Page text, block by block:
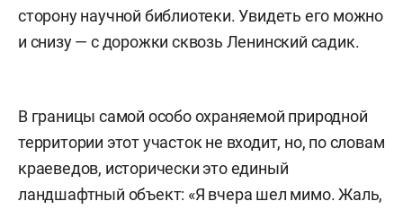
сторону научной библиотеки. Увидеть его можно
и снизу — с дорожки сквозь Ленинский садик.
В границы самой особо охраняемой природной
территории этот участок не входит, но, по словам
краеведов, исторически это единый
ландшафтный объект: «Я вчера шел мимо. Жаль,